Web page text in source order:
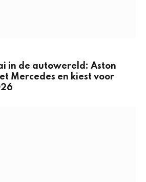
in de autowereld: Aston
Mercedes en kiest voor